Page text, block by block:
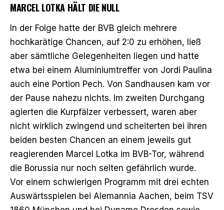
MARCEL LOTKA HÄLT DIE NULL
In der Folge hatte der BVB gleich mehrere
hochkarätige Chancen, auf 2:0 zu erhöhen, ließ
aber sämtliche Gelegenheiten liegen und hatte
etwa bei einem Aluminiumtreffer von Jordi Paulina
auch eine Portion Pech. Von Sandhausen kam vor
der Pause nahezu nichts. Im zweiten Durchgang
agierten die Kurpfälzer verbessert, waren aber
nicht wirklich zwingend und scheiterten bei ihren
beiden besten Chancen an einem jeweils gut
reagierenden Marcel Lotka im BVB-Tor, während
die Borussia nur noch selten gefährlich wurde.
Vor einem schwierigen Programm mit drei echten
Auswärtsspielen bei Alemannia Aachen, beim TSV